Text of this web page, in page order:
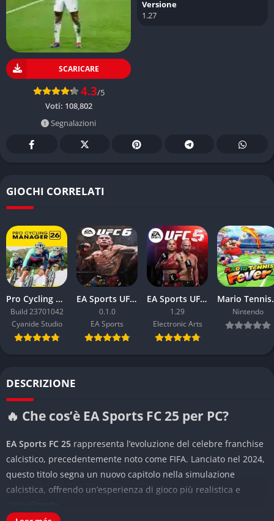
SCARICARE
4.3/5
Voti: 108,802
Segnalazioni
Versione
1.27
GIOCHI CORRELATI
Pro Cycling Manager 26
Build 23701042
Cyanide Studio
EA Sports UFC 6
0.1.0
EA Sports
EA Sports UFC 5
1.29
Electronic Arts
Nintendo
DESCRIZIONE
🔥 Che cos’è EA Sports FC 25 per PC?
EA Sports FC 25 rappresenta l’evoluzione del celebre franchise
calcistico, precedentemente noto come FIFA. Lanciato nel 2024,
questo titolo segna un nuovo capitolo nella simulazione
calcistica, offrendo un’esperienza di gioco più realistica e